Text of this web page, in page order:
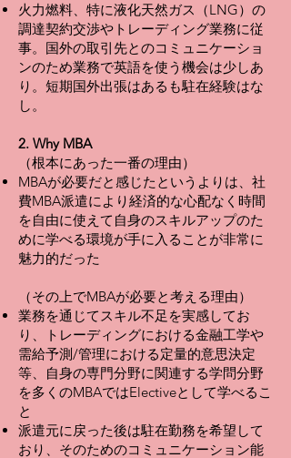
火力燃料、特に液化天然ガス（LNG）の
調達契約交渉やトレーディング業務に従
事。国外の取引先とのコミュニケーショ
ンのため業務で英語を使う機会は少しあ
り。短期国外出張はあるも駐在経験はな
し。
2. Why MBA
（根本にあった一番の理由）
MBAが必要だと感じたというよりは、社
費MBA派遣により経済的な心配なく時間
を自由に使えて自身のスキルアップのた
めに学べる環境が手に入ることが非常に
魅力的だった
（その上でMBAが必要と考える理由）
業務を通じてスキル不足を実感してお
り、トレーディングにおける金融工学や
需給予測/管理における定量的意思決定
等、自身の専門分野に関連する学問分野
を多くのMBAではElectiveとして学べるこ
と
派遣元に戻った後は駐在勤務を希望して
おり、そのためのコミュニケーション能